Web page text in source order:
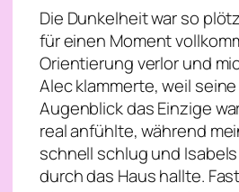
Die Dunkelheit war so
für einen Moment
Orientierung verlor und
Alec klammerte, weil
Augenblick das Einzige
real anfühlte, während
schnell schlug und
durch das Haus hallte.